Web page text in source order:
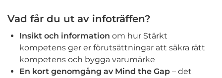
Vad får du ut av infoträffen?
Insikt och information om hur Stärkt
kompetens ger er förutsättningar att säkra rätt
kompetens och bygga varumärke
En kort genomgång av Mind the Gap – det